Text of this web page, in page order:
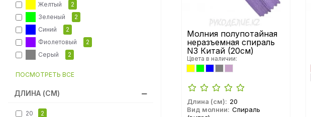
Желтый
2
Зеленый
2
Синий
2
Фиолетовый
2
Серый
2
ПОСМОТРЕТЬ ВСЕ
ДЛИНА (СМ)
20 2
Молния полупотайная
неразъемная спираль
N3 Китай (20см)
Цвета в наличии:
Длина (см): 20
Вид молнии: Спираль